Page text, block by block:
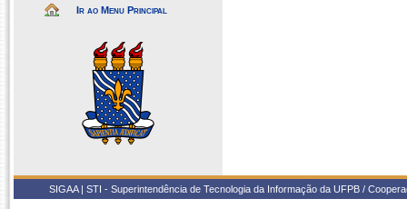
Ir ao Menu Principal
SIGAA | STI - Superintendência de Tecnologia da Informação da UFPB /